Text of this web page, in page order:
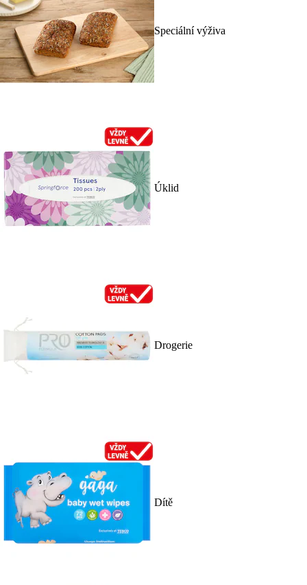
Speciální výživa
Úklid
Drogerie
Dítě